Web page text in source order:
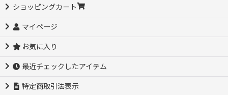
ショッピングカート
マイページ
お気に入り
最近チェックしたアイテム
特定商取引法表示